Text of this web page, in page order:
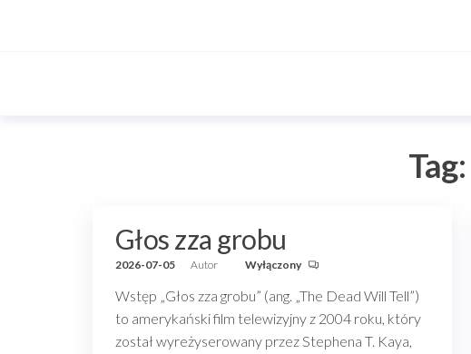
Tag:
Głos zza grobu
2026-07-05 Autor Wyłączony
Wstęp „Głos zza grobu” (ang. „The Dead Will Tell”)
to amerykański film telewizyjny z 2004 roku, który
został wyreżyserowany przez Stephena T. Kaya,